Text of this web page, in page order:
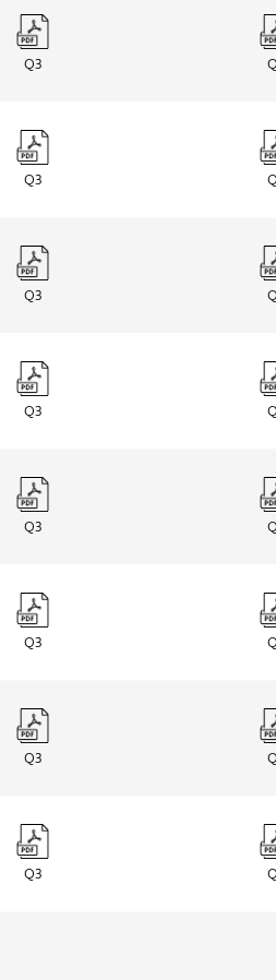
Q3
Q3
Q3
Q3
Q3
Q3
Q3
Q3